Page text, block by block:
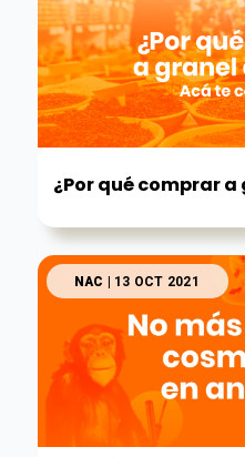
¿Por qué comprar
NAC | 13 OCT 2021